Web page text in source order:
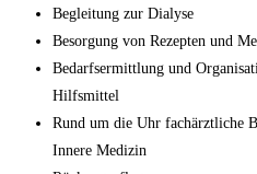
Begleitung zur Dialyse
Besorgung von Rezepten und
Bedarfsermittlung und
Hilfsmittel
Rund um die Uhr fachärztliche
Innere Medizin